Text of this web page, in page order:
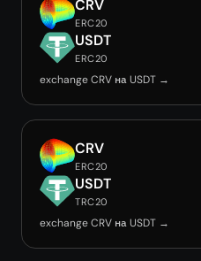
CRV
ERC20
USDT
ERC20
exchange CRV на USDT →
CRV
ERC20
USDT
TRC20
exchange CRV на USDT →